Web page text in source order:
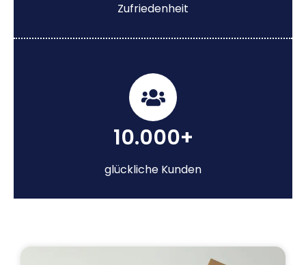
Zufriedenheit
10.000+
glückliche Kunden